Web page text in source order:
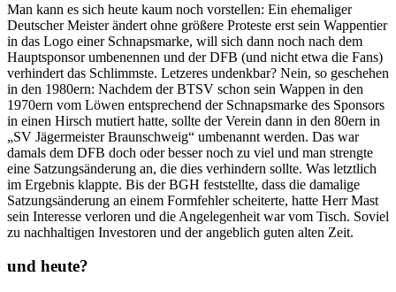
Man kann es sich heute kaum noch vorstellen: Ein ehemaliger
Deutscher Meister ändert ohne größere Proteste erst sein Wappentier
in das Logo einer Schnapsmarke, will sich dann noch nach dem
Hauptsponsor umbenennen und der DFB (und nicht etwa die Fans)
verhindert das Schlimmste. Letzeres undenkbar? Nein, so geschehen
in den 1980ern: Nachdem der BTSV schon sein Wappen in den
1970ern vom Löwen entsprechend der Schnapsmarke des Sponsors
in einen Hirsch mutiert hatte, sollte der Verein dann in den 80ern in
„SV Jägermeister Braunschweig“ umbenannt werden. Das war
damals dem DFB doch oder besser noch zu viel und man strengte
eine Satzungsänderung an, die dies verhindern sollte. Was letztlich
im Ergebnis klappte. Bis der BGH feststellte, dass die damalige
Satzungsänderung an einem Formfehler scheiterte, hatte Herr Mast
sein Interesse verloren und die Angelegenheit war vom Tisch. Soviel
zu nachhaltigen Investoren und der angeblich guten alten Zeit.
und heute?